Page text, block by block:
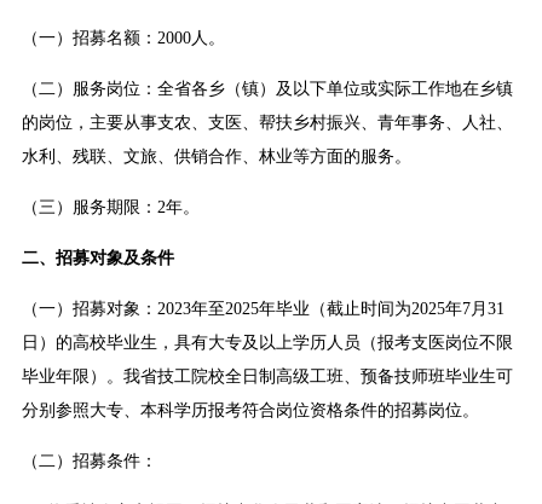
（一）招募名额：2000人。
（二）服务岗位：全省各乡（镇）及以下单位或实际工作地在乡镇
的岗位，主要从事支农、支医、帮扶乡村振兴、青年事务、人社、
水利、残联、文旅、供销合作、林业等方面的服务。
（三）服务期限：2年。
二、招募对象及条件
（一）招募对象：2023年至2025年毕业（截止时间为2025年7月31
日）的高校毕业生，具有大专及以上学历人员（报考支医岗位不限
毕业年限）。我省技工院校全日制高级工班、预备技师班毕业生可
分别参照大专、本科学历报考符合岗位资格条件的招募岗位。
（二）招募条件：